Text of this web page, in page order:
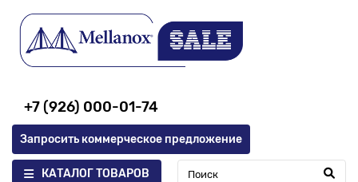
+7 (926) 000-01-74
Запросить коммерческое предложение
КАТАЛОГ ТОВАРОВ